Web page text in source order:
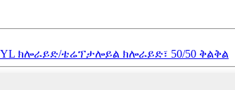
ክሎራይድ/ቴሬፕታሎይል ክሎራይድ፣ 50/50 ቅልቅል